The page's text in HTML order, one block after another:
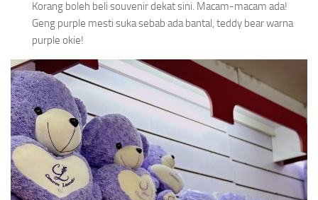
Korang boleh beli souvenir dekat sini. Macam-macam ada!
Geng purple mesti suka sebab ada bantal, teddy bear warna
purple okie!